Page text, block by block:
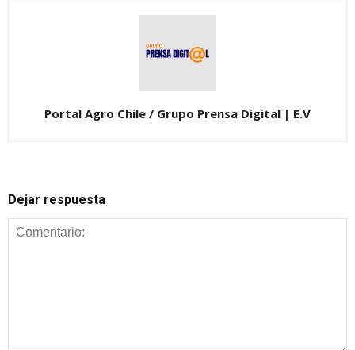
Portal Agro Chile / Grupo Prensa Digital | E.V
Dejar respuesta